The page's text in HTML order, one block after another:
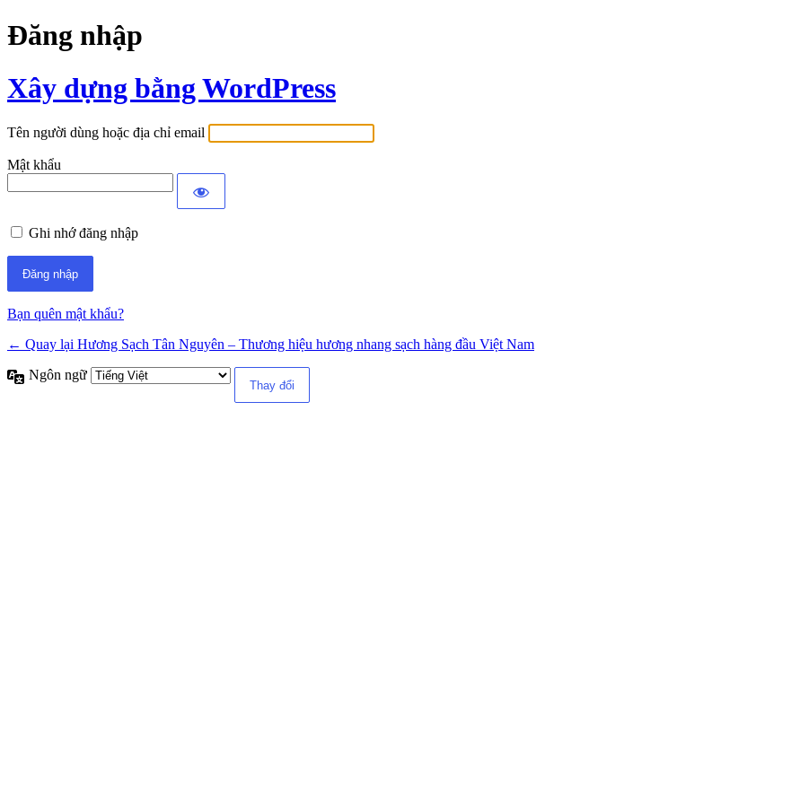
Đăng nhập
Xây dựng bằng WordPress
Tên người dùng hoặc địa chỉ email
Mật khẩu
Ghi nhớ đăng nhập
Bạn quên mật khẩu?
← Quay lại Hương Sạch Tân Nguyên – Thương hiệu hương nhang sạch hàng đầu Việt Nam
Ngôn ngữ